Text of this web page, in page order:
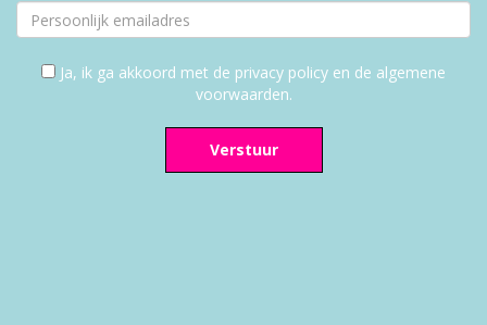
Ja, ik ga akkoord met de privacy policy en de algemene
voorwaarden.
Verstuur